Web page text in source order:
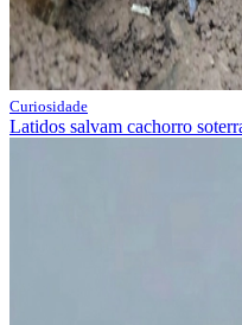
Curiosidade
Latidos salvam cachorro